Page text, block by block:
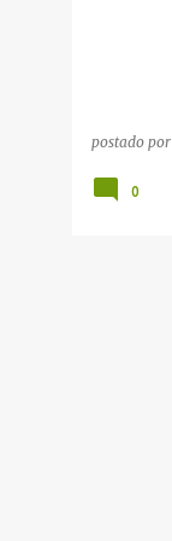
postado por
0